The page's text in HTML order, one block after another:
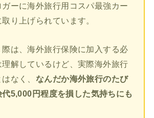
ーに海外旅行用コスパ最強カー
り上げられています。
は、海外旅行保険に加入する必
解しているけど、実際海外旅行
なく、 なんだか海外旅行のたび
5,000円程度を損した気持ちにも